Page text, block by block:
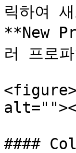
릭하여
**New
러 프로
####